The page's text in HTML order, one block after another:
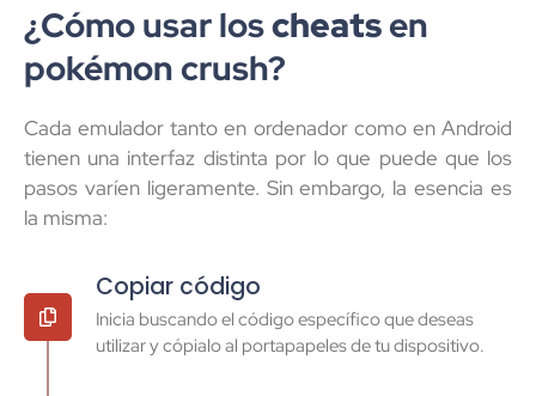
¿Cómo usar loscheatsen
pokémon crush?
Cada emulador tanto en ordenador como en Android
tienen una interfaz distinta por lo que puede que los
pasos varíen ligeramente. Sin embargo, la esencia es
la misma:
Copiar código
Inicia buscando el código específico que deseas
utilizar y cópialo al portapapeles de tu dispositivo.